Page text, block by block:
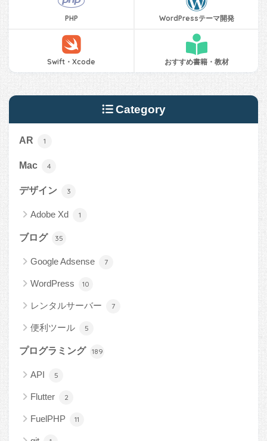
PHP WordPressテーマ開発
Swift・Xcode おすすめ書籍・教材
Category
AR 1
Mac 4
デザイン 3
Adobe Xd 1
ブログ 35
Google Adsense 7
WordPress 10
レンタルサーバー 7
便利ツール 5
プログラミング 189
API 5
Flutter 2
FuelPHP 11